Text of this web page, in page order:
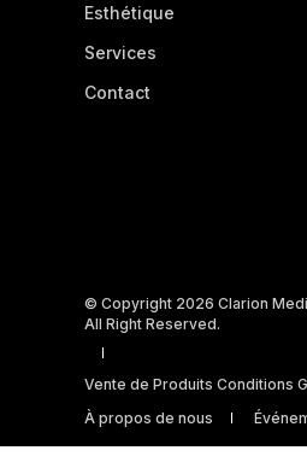
Esthétique
Services
Contact
© Copyright 2026 Clarion
All Right Reserved.
Vente de Produits Conditions
À propos de nous
Privacy Policy